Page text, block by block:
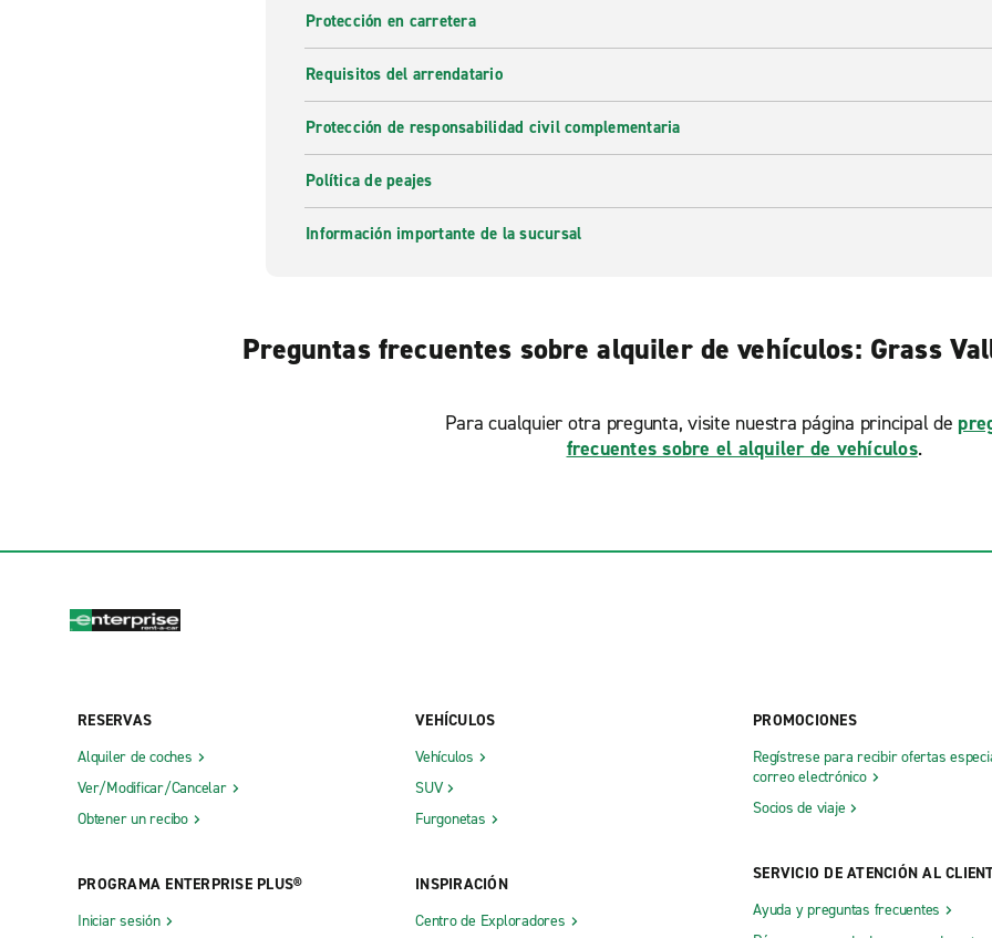
Protección en carretera
Requisitos del arrendatario
Protección de responsabilidad civil complementaria
Política de peajes
Información importante de la sucursal
Preguntas frecuentes sobre alquiler de vehículos: Grass
Para cualquier otra pregunta, visite nuestra página principal de
frecuentes sobre el alquiler de vehículos.
RESERVAS
Alquiler de coches
Ver/Modificar/Cancelar
Obtener un recibo
PROGRAMA ENTERPRISE PLUS®
Iniciar sesión
VEHÍCULOS
Vehículos
SUV
Furgonetas
INSPIRACIÓN
Centro de Exploradores
PROMOCIONES
Regístrese para recibir ofertas
correo electrónico
Socios de viaje
SERVICIO DE ATENCIÓN AL
Ayuda y preguntas frecuentes